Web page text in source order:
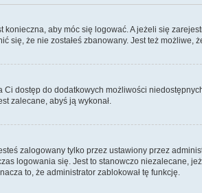
aby móc się logować. A jeżeli się
się, że nie zostałeś zbanowany. Jest też możliwe,
dostęp do dodatkowych możliwości
zalecane, abyś ją wykonał.
zalogowany tylko przez ustawiony przez
logowania się. Jest to stanowczo niezalecane,
to, że administrator zablokował tę funkcję.